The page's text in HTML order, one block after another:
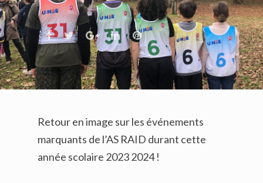
Retour en image sur les événements
marquants de l’AS RAID durant cette
année scolaire 2023 2024 !